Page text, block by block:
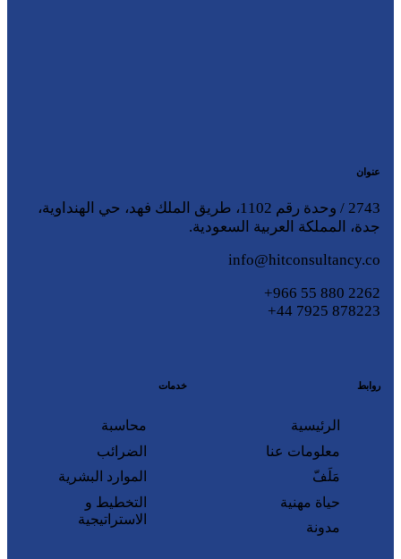
عنوان
2743 / وحدة رقم 1102، طريق الملك فهد، حي الهنداوية،
جدة، المملكة العربية السعودية.
info@hitconsultancy.co
2262 880 55 966+
878223 7925 44+
روابط
الرئيسية
معلومات عنا
مَلَفّ
حياة مهنية
مدونة
خدمات
محاسبة
الضرائب
الموارد البشرية
التخطيط و
الاستراتيجية